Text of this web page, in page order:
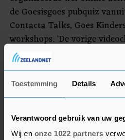
Toestemming Details
Verantwoord gebruik van uw
Wij en onze 1022 partners
de Goesisgoes pubquiz
Contacta Talks, Goes
workshops. ‘De vorige
#pictureperfect”, met
couturier Edwin
lancering op 25 september
mensen online weten te